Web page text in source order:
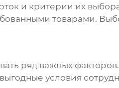
и критерии их
товарами.
ряд важных
условия